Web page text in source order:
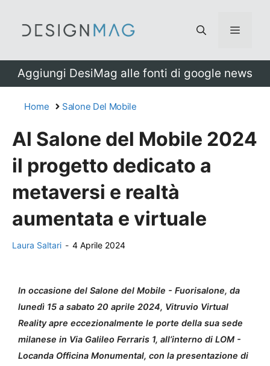
Menu
Aggiungi DesiMag alle fonti di google news
Home Salone Del Mobile
Al Salone del Mobile 2024
il progetto dedicato a
metaversi e realtà
aumentata e virtuale
Laura Saltari - 4 Aprile 2024
In occasione del Salone del Mobile - Fuorisalone, da
lunedì 15 a sabato 20 aprile 2024, Vitruvio Virtual
Reality apre eccezionalmente le porte della sua sede
milanese in Via Galileo Ferraris 1, all’interno di LOM -
Locanda Officina Monumental, con la presentazione di